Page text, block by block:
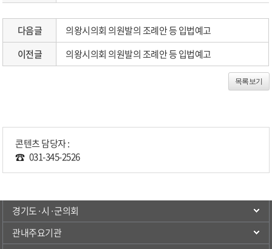
다음글
의왕시의회 의원발의 조례안 등 입법예고
이전글
의왕시의회 의원발의 조례안 등 입법예고
목록보기
콘텐츠 담당자 :
031-345-2526
경기도·시·군의회
관내주요기관